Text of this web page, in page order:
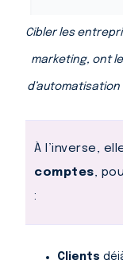
Cibler les
marketing, ont
À l’inverse,
comptes,
:
Clients